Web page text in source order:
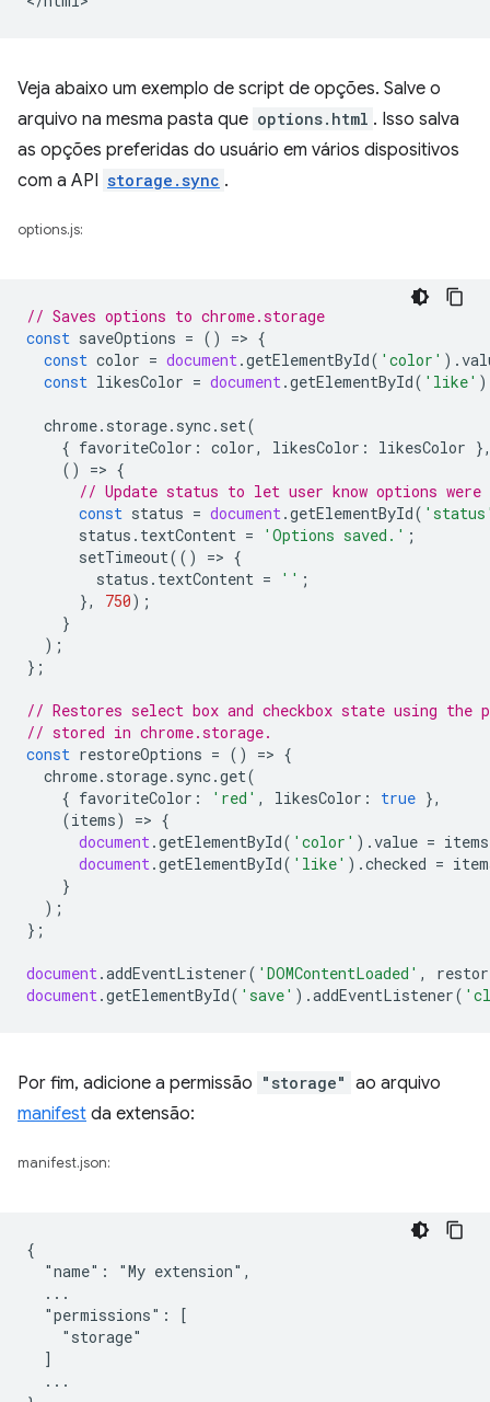
Veja abaixo um exemplo de script de opções. Salve o
arquivo na mesma pasta que options.html . Isso salva
as opções preferidas do usuário em vários dispositivos
com a API storage.sync .
options.js:
// Saves options to chrome.storage
const saveOptions = () => {
const color = document.getElementById( 'color' ).
const likesColor = document.getElementById( 'like'
chrome. storage. sync. set(
{ favoriteColor : color, likesColor : likesColor
()
=> {
// Update status to let user know options were
const status = document.getElementById(
status . textContent = 'Options saved.' ;
setTimeout(() => {
status . textContent = '' ;
},
750);
}
);
};
// Restores select box and checkbox state using the
// stored in chrome.storage.
const restoreOptions = () => {
chrome. storage. sync.get(
{ favoriteColor : 'red' , likesColor : true },
(items) => {
document.getElementById( 'color' ).value = items
document.getElementById( 'like' ).checked =
}
);
};
document.addEventListener( 'DOMContentLoaded' ,
document.getElementById( 'save' ).addEventListener(
Por fim, adicione a permissão "storage" ao arquivo
manifest da extensão:
manifest.json:
{
  "name": "My extension",
  ...
  "permissions": [
    "storage"
  ]
  ...